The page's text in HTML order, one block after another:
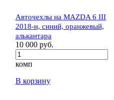
Авточехлы на MAZDA 6 III
2018-н, синий, оранжевый,
алькантара
10 000 руб.
комп
В корзину